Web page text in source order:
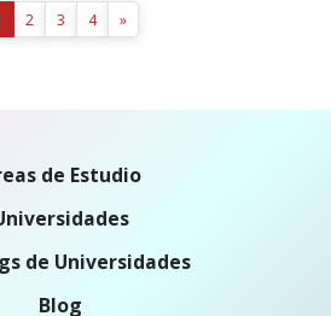
2 3 4 »
de Estudio
de Universidades
Blog